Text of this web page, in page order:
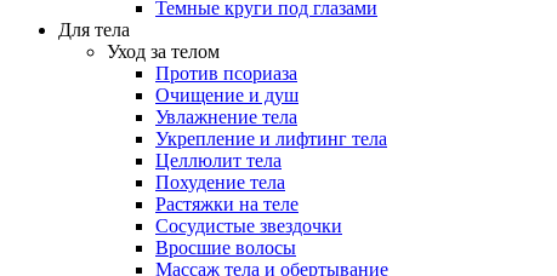
Темные круги под глазами
Для тела
Уход за телом
Против псориаза
Очищение и душ
Увлажнение тела
Укрепление и лифтинг тела
Целлюлит тела
Похудение тела
Растяжки на теле
Сосудистые звездочки
Вросшие волосы
Массаж тела и обертывание